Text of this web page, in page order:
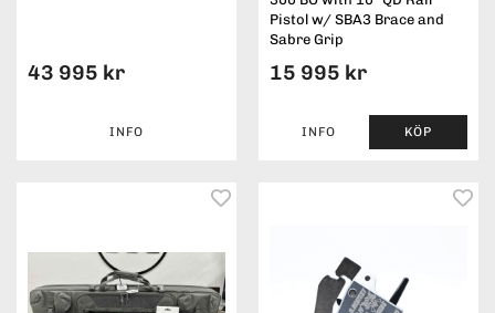
43 995 kr
INFO
Pistol w/ SBA3 Brace and
Sabre Grip
15 995 kr
INFO KÖP